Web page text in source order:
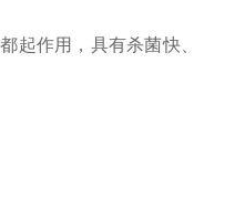
起作用，具有杀菌快、